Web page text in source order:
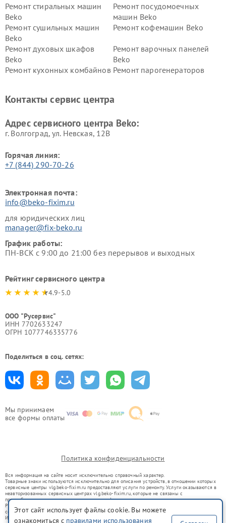
Мы принимаем
все формы оплаты
Ремонт стиральных машин
Beko
Ремонт посудомоечных
машин Beko
Ремонт сушильных машин
Beko
Ремонт кофемашин Beko
Ремонт духовых шкафов
Beko
Ремонт варочных панелей
Beko
Ремонт кухонных комбайнов Ремонт парогенераторов
Ремонт холодильников Beko Ремонт морозильных камер
Контакты сервис центра
Адрес сервисного центра Beko:
г. Волгоград, ул. Невская, 12В
Горячая линия:
+7 (844) 290-70-26
Электронная почта:
info@beko-fixim.ru
для юридических лиц
manager@fix-beko.ru
График работы:
ПН-ВСК с 9:00 до 21:00 без перерывов и выходных
Рейтинг сервисного центра
4.9-5.0
ООО "Русервис"
ИНН 7702633247
ОГРН 1077746335776
Поделиться в соц. сетях:
Политика конфиденциальности
Вся информация на сайте носит исключительно справочный характер.
Товарные знаки используются исключительно для описания устройств, в отношении которых
сервисные центры vlg.beko-fixim.ru предоставляют услуги по ремонту. Услуги оказываются в
неавторизованных сервисных центрах vlg.beko-fixim.ru, которые не связаны с
правообладателями товарных знаков или их официальными представителями.
Ремонт осуществляется для устройств, уже введенных в гражданский оборот в соответствии
со статьей 1487 ГК РФ.
Использование товарных знаков не преследует цели индивидуализации услуг или введения
Этот сайт использует файлы cookie. Вы можете
ознакомиться с правилами использования